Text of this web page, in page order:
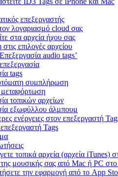
επεξεργαστής
λογαριασμό cloud σας
στα αρχεία ήχου σας
επιλογές αρχείου
audio tags’
tags
συμπλήρωση
τοπικών αρχείων
εξωφύλλου άλμπουμ
ενέργειες στον επεξεργαστή
Tags
τοπικά αρχεία (αρχεία iTunes)
μουσικής σας από Mac ή PC
την εφαρμογή από το App